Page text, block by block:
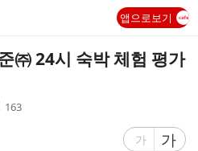
앱으로보기
㈜ 24시 숙박 체험 평가
조
163
글
가
글
가